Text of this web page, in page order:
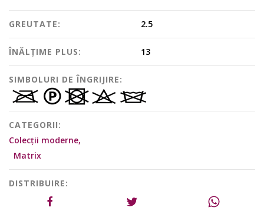
GREUTATE: 2.5
ÎNĂLȚIME PLUS: 13
SIMBOLURI DE ÎNGRIJIRE:
CATEGORII:
Colecții moderne,
Matrix
DISTRIBUIRE: